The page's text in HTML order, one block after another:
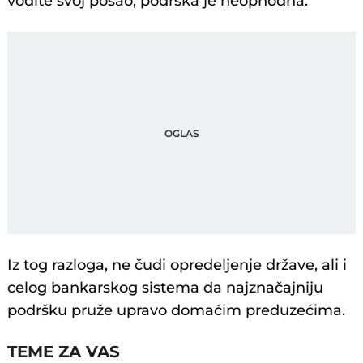
Iz tog razloga, ne čudi opredeljenje države, ali i
celog bankarskog sistema da najznačajniju
podršku pruže upravo domaćim preduzećima.
TEME ZA VAS